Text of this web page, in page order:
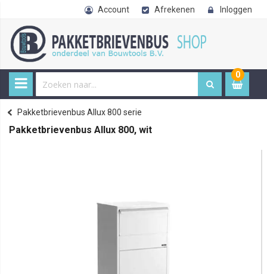
Account Afrekenen Inloggen
0
item
Home
Allux pakketbrievenbussen
Pakketbrievenbussen Allux 800-820 serie
Pakketbrievenbus Allux 800 serie
Pakketbrievenbus Allux 800, wit